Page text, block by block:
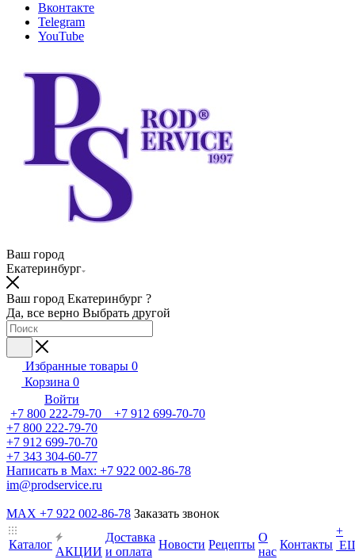
Вконтакте
Telegram
YouTube
Ваш город
Екатеринбург
Ваш город Екатеринбург ?
Да, все верно Выбрать другой
Избранные товары 0
Корзина 0
Войти
+7 800 222-79-70 +7 912 699-70-70
+7 800 222-79-70
+7 912 699-70-70
+7 343 304-60-77
Написать в Max: +7 922 002-86-78
im@prodservice.ru
MAX +7 922 002-86-78 Заказать звонок
Каталог
АКЦИИ
Доставка
и оплата
Новости Рецепты
О
нас
Контакты
+